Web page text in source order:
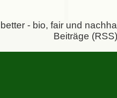
better - bio, fair und
Beiträge (RSS)